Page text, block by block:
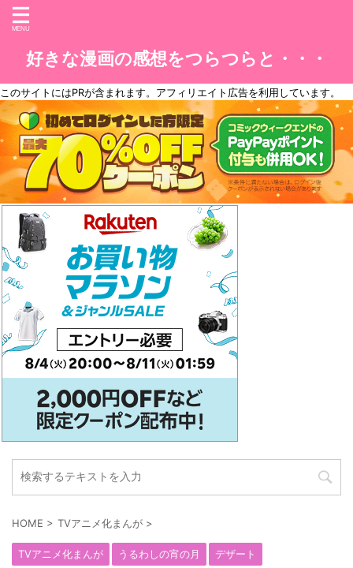
好きな漫画の感想をつらつらと・・・
このサイトにはPRが含まれます。アフィリエイト広告を利用しています。
HOME > TVアニメ化まんが >
TVアニメ化まんが うるわしの宵の月 デザート